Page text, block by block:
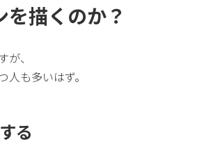
描くのか？
、
も多いはず。
る